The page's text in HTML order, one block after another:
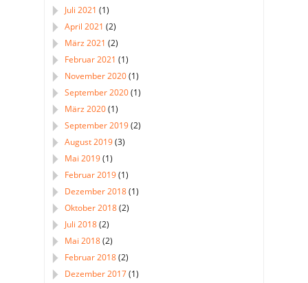
Juli 2021 (1)
April 2021 (2)
März 2021 (2)
Februar 2021 (1)
November 2020(1)
September 2020(1)
März 2020(1)
September 2019(2)
August 2019(3)
Mai 2019(1)
Februar 2019(1)
Dezember 2018(1)
Oktober 2018(2)
Juli 2018(2)
Mai 2018(2)
Februar 2018(2)
Dezember 2017(1)